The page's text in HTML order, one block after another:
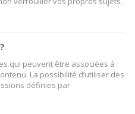
qui peuvent être associées à
La possibilité d’utiliser des
définies par